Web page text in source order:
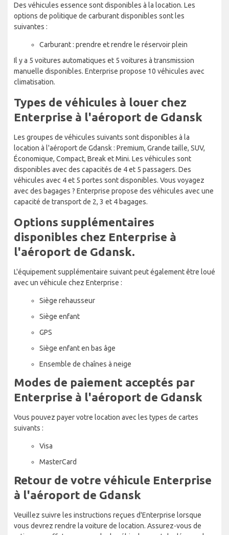
Des véhicules essence sont disponibles à la location. Les
options de politique de carburant disponibles sont les
suivantes :
Carburant : prendre et rendre le réservoir plein
Il y a 5 voitures automatiques et 5 voitures à transmission
manuelle disponibles. Enterprise propose 10 véhicules avec
climatisation.
Types de véhicules à louer chez
Enterprise à l'aéroport de Gdansk
Les groupes de véhicules suivants sont disponibles à la
location à l'aéroport de Gdansk : Premium, Grande taille, SUV,
Économique, Compact, Break et Mini. Les véhicules sont
disponibles avec des capacités de 4 et 5 passagers. Des
véhicules avec 4 et 5 portes sont disponibles. Vous voyagez
avec des bagages ? Enterprise propose des véhicules avec une
capacité de transport de 2, 3 et 4 bagages.
Options supplémentaires
disponibles chez Enterprise à
l'aéroport de Gdansk.
L'équipement supplémentaire suivant peut également être loué
avec un véhicule chez Enterprise :
Siège rehausseur
Siège enfant
GPS
Siège enfant en bas âge
Ensemble de chaînes à neige
Modes de paiement acceptés par
Enterprise à l'aéroport de Gdansk
Vous pouvez payer votre location avec les types de cartes
suivants :
Visa
MasterCard
Retour de votre véhicule Enterprise
à l'aéroport de Gdansk
Veuillez suivre les instructions reçues d'Enterprise lorsque
vous devrez rendre la voiture de location. Assurez-vous de